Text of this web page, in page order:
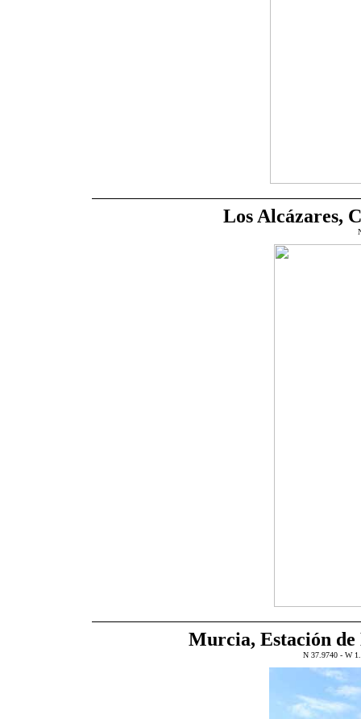
Los Alcázares,
Murcia, Estación
N 37.9740 -